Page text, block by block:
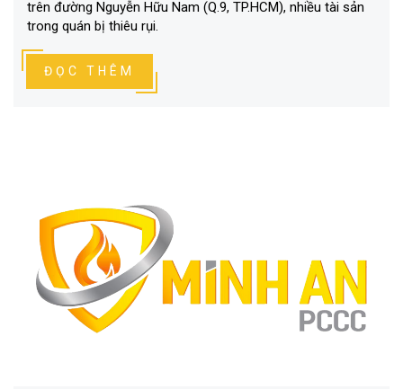
trên đường Nguyễn Hữu Nam (Q.9, TP.HCM), nhiều tài sản
trong quán bị thiêu rụi.
ĐỌC THÊM